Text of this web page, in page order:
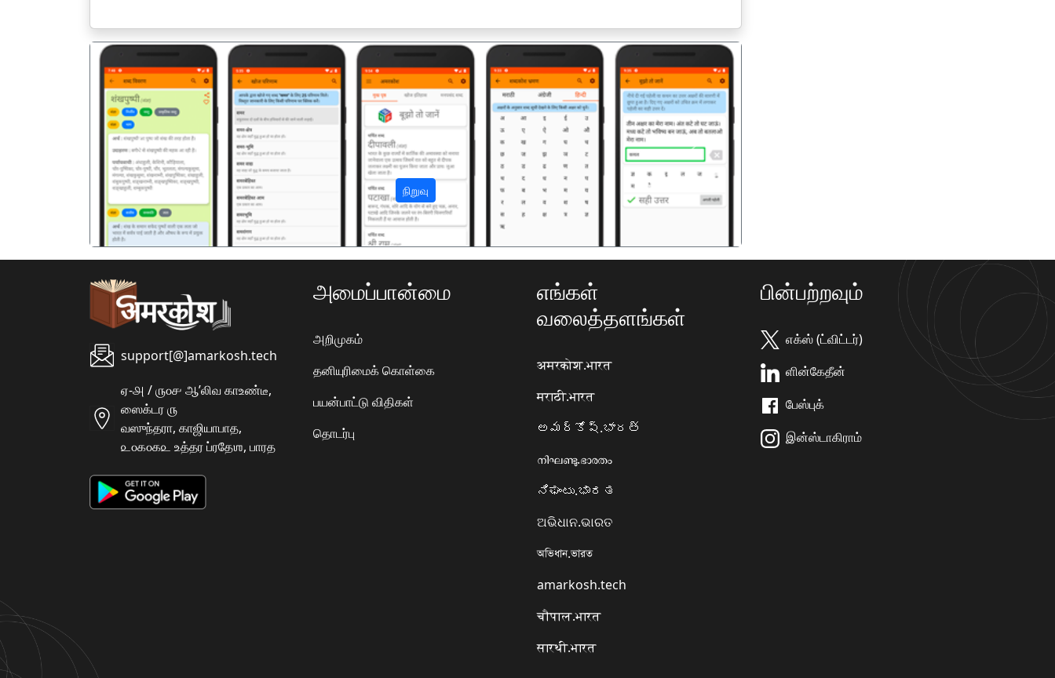
நிறுவு
पिछला अगला
support[@]amarkosh.tech
ஏ-௮ / ௫௦௪ ஆʼலிவ காஉண்டீ,
ஸைக்டர ௫
வஸுந்தரா, காஜியாபாத,
௨௦௧௦௧௨ உத்தர ப்ரதேஶ, பாரத
அமைப்பான்மை
அறிமுகம்
தனியுரிமைக் கொள்கை
பயன்பாட்டு விதிகள்
தொடர்பு
எங்கள்
வலைத்தளங்கள்
अमरकोश.भारत
मराठी.भारत
అమర్కోష్.భారత్
നിഘണ്ടു.ഭാരതം
ನಿಘಂಟು.ಭಾರತ
ଅଭିଧାନ.ଭାରତ
অভিধান.ভারত
amarkosh.tech
चौपाल.भारत
सारथी.भारत
பின்பற்றவும்
எக்ஸ் (ட்விட்டர்)
ளின்கேதீன்
பேஸ்புக்
இன்ஸ்டாகிராம்